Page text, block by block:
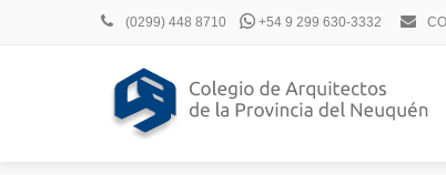
(0299) 448 8710 +54 9 299 630-3332